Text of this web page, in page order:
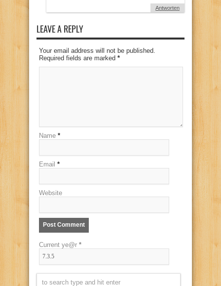
Antworten
LEAVE A REPLY
Your email address will not be published.
Required fields are marked *
Name *
Email *
Website
Current ye@r *